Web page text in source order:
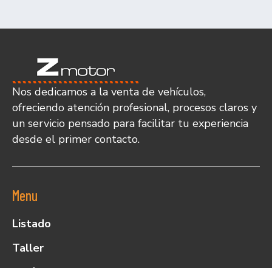
Nos dedicamos a la venta de vehículos,
ofreciendo atención profesional, procesos claros y
un servicio pensado para facilitar tu experiencia
desde el primer contacto.
Menu
Listado
Taller